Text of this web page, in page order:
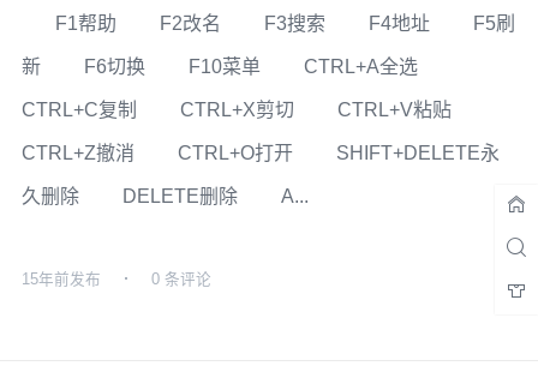
F1帮助 F2改名 F3搜索 F4地址 F5刷
新 F6切换 F10菜单 CTRL+A全选
CTRL+C复制 CTRL+X剪切 CTRL+V粘贴
CTRL+Z撤消 CTRL+O打开 SHIFT+DELETE永
久删除 DELETE删除 A...
15年前发布 0 条评论